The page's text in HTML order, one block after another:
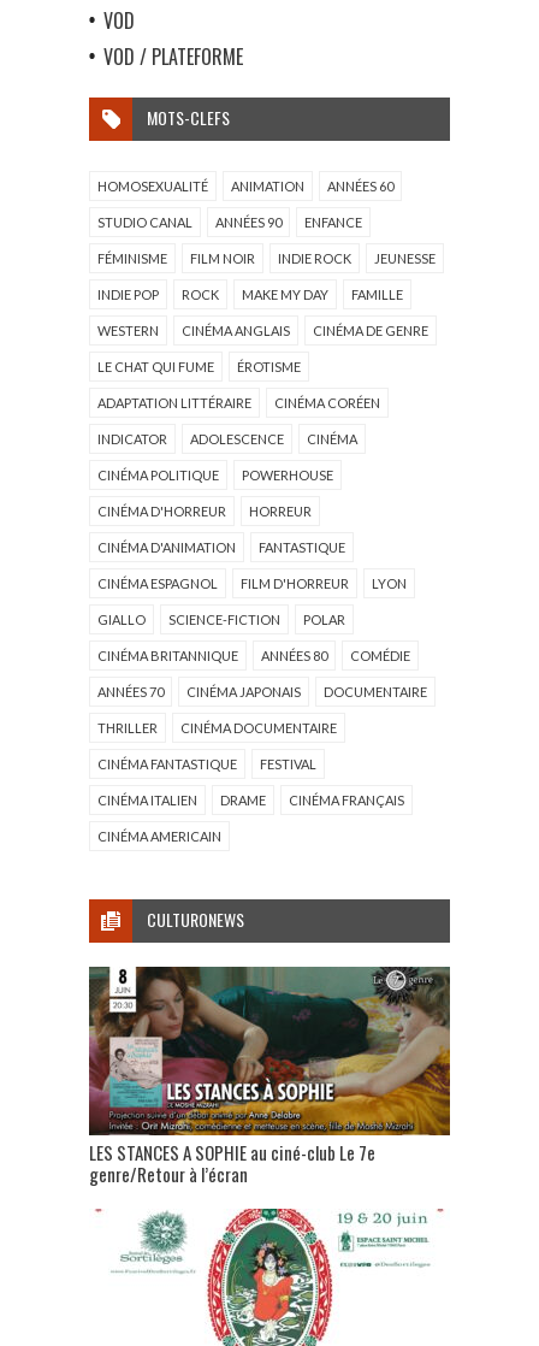
VOD
VOD / PLATEFORME
MOTS-CLEFS
HOMOSEXUALITÉ ANIMATION ANNÉES 60
STUDIO CANAL ANNÉES 90 ENFANCE
FÉMINISME FILM NOIR INDIE ROCK JEUNESSE
INDIE POP ROCK MAKE MY DAY FAMILLE
WESTERN CINÉMA ANGLAIS CINÉMA DE GENRE
LE CHAT QUI FUME ÉROTISME
ADAPTATION LITTÉRAIRE CINÉMA CORÉEN
INDICATOR ADOLESCENCE CINÉMA
CINÉMA POLITIQUE POWERHOUSE
CINÉMA D'HORREUR HORREUR
CINÉMA D'ANIMATION FANTASTIQUE
CINÉMA ESPAGNOL FILM D'HORREUR LYON
GIALLO SCIENCE-FICTION POLAR
CINÉMA BRITANNIQUE ANNÉES 80 COMÉDIE
ANNÉES 70 CINÉMA JAPONAIS DOCUMENTAIRE
THRILLER CINÉMA DOCUMENTAIRE
CINÉMA FANTASTIQUE FESTIVAL
CINÉMA ITALIEN DRAME CINÉMA FRANÇAIS
CINÉMA AMERICAIN
CULTURONEWS
LES STANCES A SOPHIE au ciné-club Le 7e
genre/Retour à l’écran